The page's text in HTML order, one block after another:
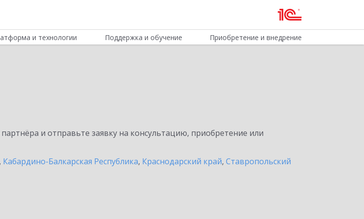
и технологии Поддержка и обучение Приобретение и внедрение
и отправьте заявку на консультацию, приобретение или
, Кабардино-Балкарская Республика, Краснодарский край, Ставропольский